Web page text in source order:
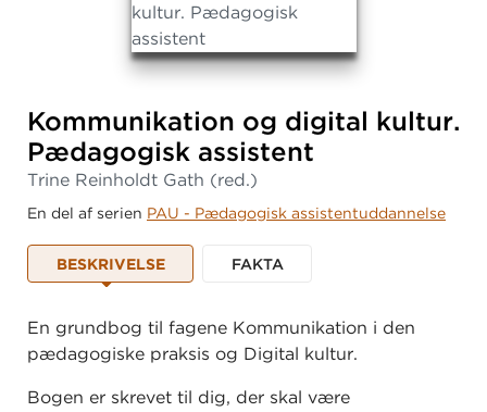
Kommunikation og digital kultur.
Pædagogisk assistent
Trine Reinholdt Gath (red.)
En del af serien PAU - Pædagogisk assistentuddannelse
BESKRIVELSE FAKTA
En grundbog til fagene Kommunikation i den
pædagogiske praksis og Digital kultur.
Bogen er skrevet til dig, der skal være